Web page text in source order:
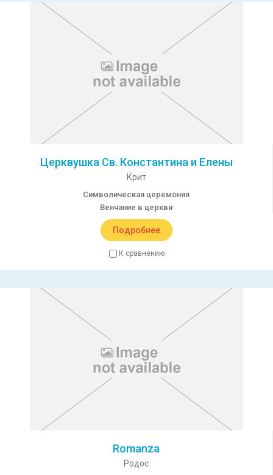
Церквушка Св. Константина и Елены
Крит
Символическая церемония
Венчание в церкви
Подробнее
К сравнению
Romanza
Родос